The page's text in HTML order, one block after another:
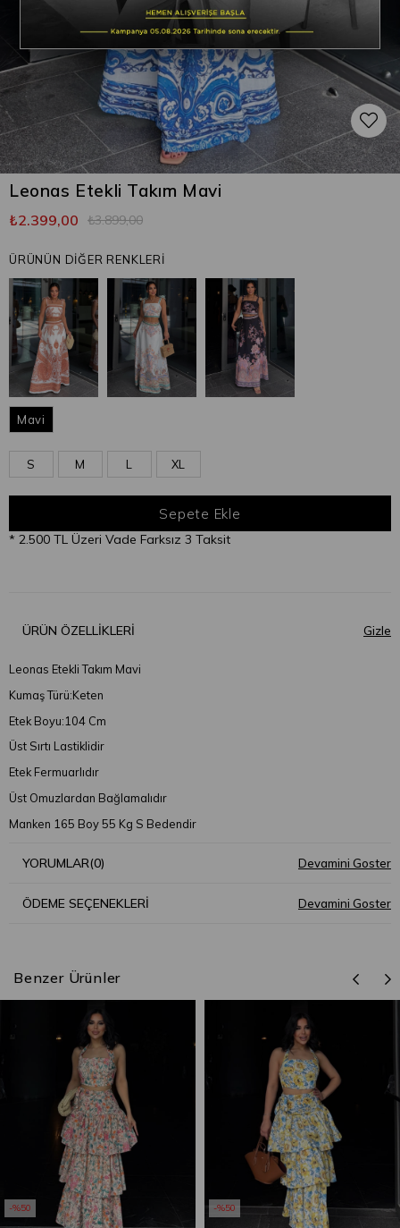
Leonas Etekli Takım Mavi
₺3.899,00
₺2.399,00
ÜRÜNÜN DİĞER RENKLERİ
Mavi
S M L XL
* 2.500 TL Üzeri Vade Farksız 3 Taksit
ÜRÜN ÖZELLIKLERI
Leonas Etekli Takım Mavi
Kumaş Türü:Keten
Etek Boyu:104 Cm
Üst Sırtı Lastiklidir
Etek Fermuarlıdır
Üst Omuzlardan Bağlamalıdır
Manken 165 Boy 55 Kg S Bedendir
YORUMLAR(0)
ÖDEME SEÇENEKLERI
Benzer Ürünler
%50 %50